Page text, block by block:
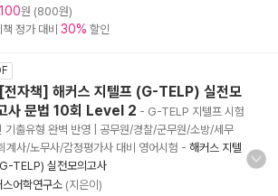
원 (800원)
정가 대비 30% 할인
자책] 해커스 지텔프 (G-TELP) 실전모
사 문법 10회 Level 2 - G-TELP 지텔프 시험
기출유형 완벽 반영 | 공무원/경찰/군무원/소방/세무
계사/노무사/감정평가사 대비 영어시험 - 해커스 지텔
TELP) 실전모의고사
스어학연구소 (지은이)